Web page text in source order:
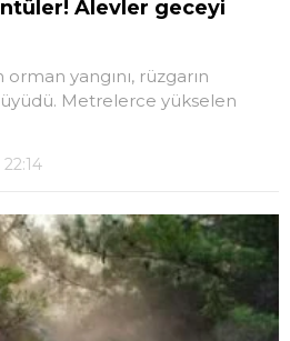
Alevler geceyi
yangını, rüzgarın
Metrelerce yükselen